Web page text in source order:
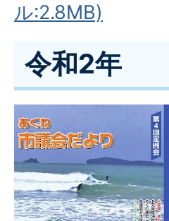
ル:2.8MB)
令和2年